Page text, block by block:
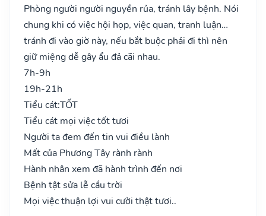
Phòng người người nguyền rủa, tránh lây bệnh. Nói
chung khi có việc hội họp, việc quan, tranh luận…
tránh đi vào giờ này, nếu bắt buộc phải đi thì nên
giữ miệng dễ gây ẩu đả cãi nhau.
7h-9h
19h-21h
Tiểu cát:TỐT
Tiểu cát mọi việc tốt tươi
Người ta đem đến tin vui điều lành
Mất của Phương Tây rành rành
Hành nhân xem đã hành trình đến nơi
Bệnh tật sửa lễ cầu trời
Mọi việc thuận lợi vui cười thật tươi..